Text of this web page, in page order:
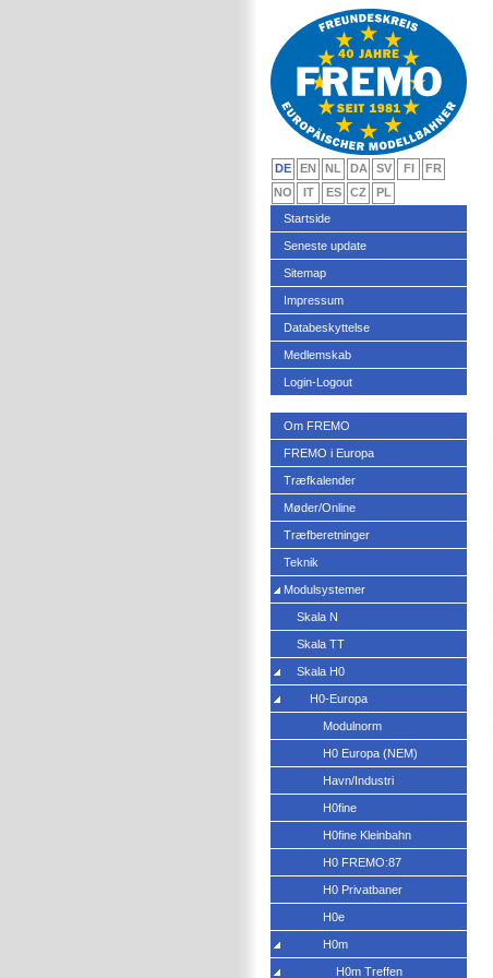
DE EN NL DA SV FI
FR
NO
IT ES CZ
PL
Startside
Seneste update
Sitemap
Impressum
Databeskyttelse
Medlemskab
Login-Logout
Om FREMO
FREMO i Europa
Træfkalender
Møder/Online
Træfberetninger
Teknik
Modulsystemer
Skala N
Skala TT
Skala H0
H0-Europa
Modulnorm
H0 Europa (NEM)
Havn/Industri
H0fine
H0fine Kleinbahn
H0 FREMO:87
H0 Privatbaner
H0e
H0m
H0m Treffen